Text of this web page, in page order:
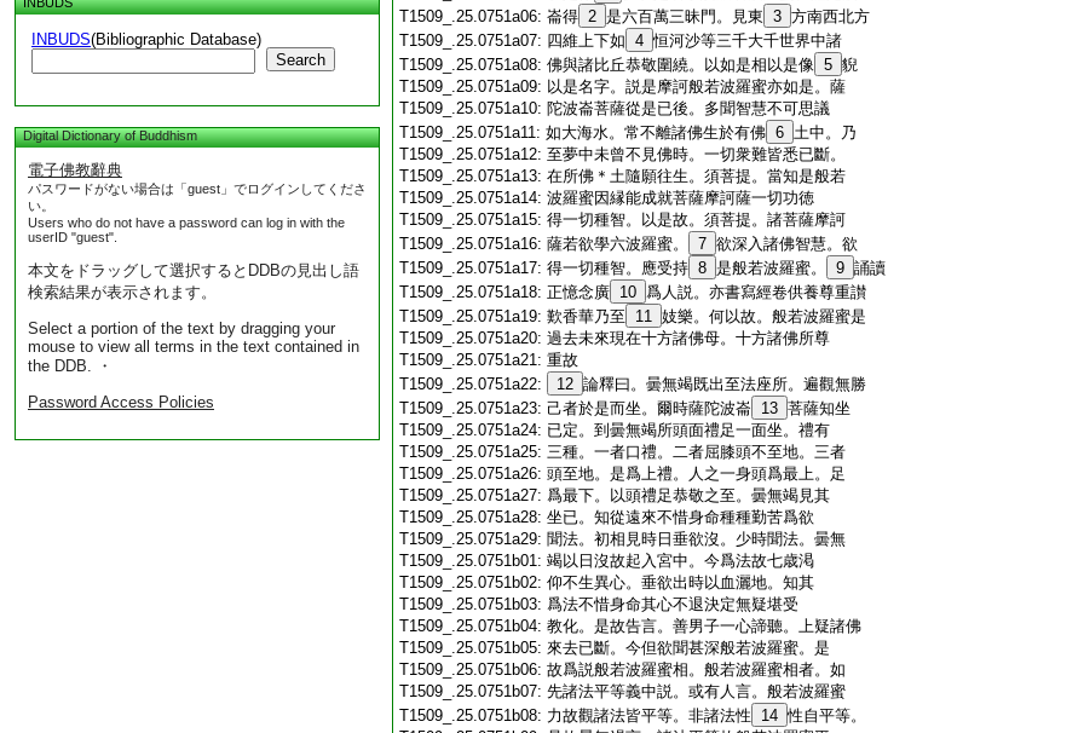
INBUDS(Bibliographic Database)
Search
Digital Dictionary of Buddhism
電子佛教辭典
パスワードがない場合は「guest」でログインしてくださ
い。
Users who do not have a password can log in with the
userID "guest".
本文をドラッグして選択するとDDBの見出し語
検索結果が表示されます。
Select a portion of the text by dragging your
mouse to view all terms in the text contained in
the DDB. ・
Password Access Policies
T1509_.25.0751a06: 崙得 2 是六百萬三昧門。見東 3 方南西北方
T1509_.25.0751a07: 四維上下如 4 恒河沙等三千大千世界中諸
T1509_.25.0751a08: 佛與諸比丘恭敬圍繞。以如是相以是像 5 貎
T1509_.25.0751a09: 以是名字。説是摩訶般若波羅蜜亦如是。薩
T1509_.25.0751a10: 陀波崙菩薩從是已後。多聞智慧不可思議
T1509_.25.0751a11: 如大海水。常不離諸佛生於有佛 6 土中。乃
T1509_.25.0751a12: 至夢中未曾不見佛時。一切衆難皆悉已斷。
T1509_.25.0751a13: 在所佛＊土隨願往生。須菩提。當知是般若
T1509_.25.0751a14: 波羅蜜因縁能成就菩薩摩訶薩一切功徳
T1509_.25.0751a15: 得一切種智。以是故。須菩提。諸菩薩摩訶
T1509_.25.0751a16: 薩若欲學六波羅蜜。 7 欲深入諸佛智慧。欲
T1509_.25.0751a17: 得一切種智。應受持 8 是般若波羅蜜。 9 誦讀
T1509_.25.0751a18: 正憶念廣 10 爲人説。亦書寫經卷供養尊重讃
T1509_.25.0751a19: 歎香華乃至 11 妓樂。何以故。般若波羅蜜是
T1509_.25.0751a20: 過去未來現在十方諸佛母。十方諸佛所尊
T1509_.25.0751a21: 重故
T1509_.25.0751a22:
12 論釋曰。曇無竭既出至法座所。遍觀無勝
T1509_.25.0751a23: 己者於是而坐。爾時薩陀波崙 13 菩薩知坐
T1509_.25.0751a24: 已定。到曇無竭所頭面禮足一面坐。禮有
T1509_.25.0751a25: 三種。一者口禮。二者屈膝頭不至地。三者
T1509_.25.0751a26: 頭至地。是爲上禮。人之一身頭爲最上。足
T1509_.25.0751a27: 爲最下。以頭禮足恭敬之至。曇無竭見其
T1509_.25.0751a28: 坐已。知從遠來不惜身命種種勤苦爲欲
T1509_.25.0751a29: 聞法。初相見時日垂欲沒。少時聞法。曇無
T1509_.25.0751b01: 竭以日沒故起入宮中。今爲法故七歳渇
T1509_.25.0751b02: 仰不生異心。垂欲出時以血灑地。知其
T1509_.25.0751b03: 爲法不惜身命其心不退決定無疑堪受
T1509_.25.0751b04: 教化。是故告言。善男子一心諦聽。上疑諸佛
T1509_.25.0751b05: 來去已斷。今但欲聞甚深般若波羅蜜。是
T1509_.25.0751b06: 故爲説般若波羅蜜相。般若波羅蜜相者。如
T1509_.25.0751b07: 先諸法平等義中説。或有人言。般若波羅蜜
T1509_.25.0751b08: 力故觀諸法皆平等。非諸法性 14 性自平等。